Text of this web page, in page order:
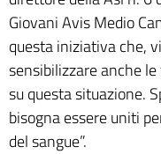
Giovani Avis Medio
questa iniziativa che,
sensibilizzare anche
su questa situazione.
bisogna essere uniti
del sangue”.